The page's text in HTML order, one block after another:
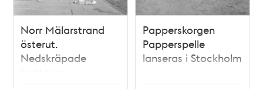
Norr Mälarstrand
österut.
Nedskräpade
Papperskorgen
Papperspelle
lanseras i Stockholm